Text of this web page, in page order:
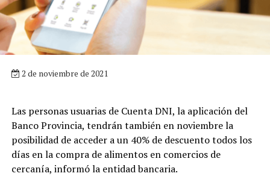
2 de noviembre de 2021
Las personas usuarias de Cuenta DNI, la aplicación del
Banco Provincia, tendrán también en noviembre la
posibilidad de acceder a un 40% de descuento todos los
días en la compra de alimentos en comercios de
cercanía, informó la entidad bancaria.